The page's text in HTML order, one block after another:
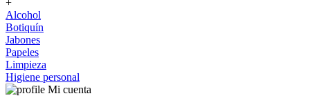
+
Alcohol
Botiquín
Jabones
Papeles
Limpieza
Higiene personal
Mi cuenta